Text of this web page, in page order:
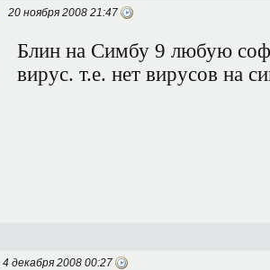
20 ноября 2008 21:47
Блин на Симбу 9 любую
вирус. т.е. нет вирусов на
4 декабря 2008 00:27